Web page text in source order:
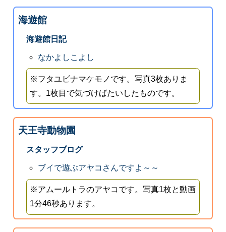
海遊館
海遊館日記
なかよしこよし
※フタユビナマケモノです。写真3枚ありま
す。1枚目で気づけばたいしたものです。
天王寺動物園
スタッフブログ
ブイで遊ぶアヤコさんですよ～～
※アムールトラのアヤコです。写真1枚と動画
1分46秒あります。